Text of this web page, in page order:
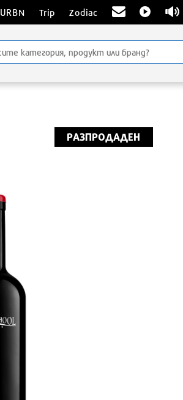
URBN Trip Zodiac
РАЗПРОДАДЕН